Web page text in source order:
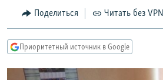
Вернутся
главной
навигации
Вернутся
МНЕНИЯ
КУЛЬТУРА
IDEL.РЕАЛИИ
КАВКАЗ.РЕАЛИИ
Поделиться Читать без VPN
Приоритетный источник в Google